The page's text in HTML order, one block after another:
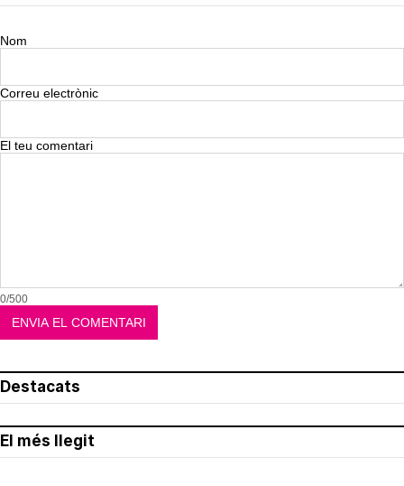
Nom
Correu electrònic
El teu comentari
0/500
Destacats
El més llegit